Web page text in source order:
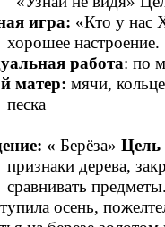
игра: «Кто у нас
хорошее настроение.
работа: по
матер: мячи,
песка
« Берёза» Цель
признаки дерева,
сравнивать предметы.
осень,